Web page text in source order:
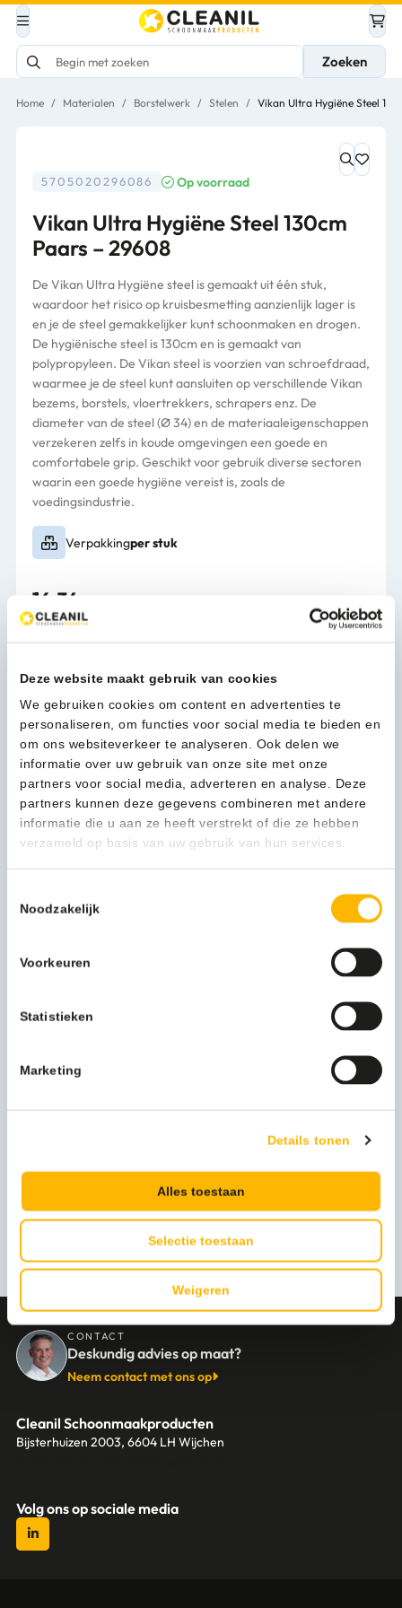
Deze website maakt gebruik van cookies
We gebruiken cookies om content en advertenties te
personaliseren, om functies voor social media te bieden en
om ons websiteverkeer te analyseren. Ook delen we
informatie over uw gebruik van onze site met onze
partners voor social media, adverteren en analyse. Deze
partners kunnen deze gegevens combineren met andere
informatie die u aan ze heeft verstrekt of die ze hebben
verzameld op basis van uw gebruik van hun services.
Noodzakelijk
Voorkeuren
Statistieken
Marketing
Details tonen
Alles toestaan
Selectie toestaan
Weigeren
Zoeken
Home / Materialen / Borstelwerk / Stelen / Vikan Ultra Hygiëne Steel
5705020296086 Op voorraad
Vikan Ultra Hygiëne Steel 130cm
Paars – 29608
De Vikan Ultra Hygiëne steel is gemaakt uit één stuk,
waardoor het risico op kruisbesmetting aanzienlijk lager is
en je de steel gemakkelijker kunt schoonmaken en drogen.
De hygiënische steel is 130cm en is gemaakt van
polypropyleen. De Vikan steel is voorzien van schroefdraad,
waarmee je de steel kunt aansluiten op verschillende Vikan
bezems, borstels, vloertrekkers, schrapers enz. De
diameter van de steel (Ø 34) en de materiaaleigenschappen
verzekeren zelfs in koude omgevingen een goede en
comfortabele grip. Geschikt voor gebruik diverse sectoren
waarin een goede hygiëne vereist is, zoals de
voedingsindustrie.
Verpakkingper stuk
16,34
Vikan
Ultra
Steel
130cm
Paars
-
29608
aantal
1-3 werkdagen
Kan ik u helpen?
Neem contact op
Afmeting
Kleur
Persoonlijk advies nodig?
Stel een vraag
CONTACT
Deskundig advies op maat?
Neem contact met ons op
Cleanil Schoonmaakproducten
Bijsterhuizen 2003, 6604 LH Wijchen
Volg ons op sociale media